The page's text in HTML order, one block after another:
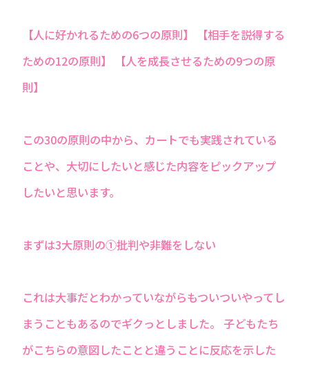
【人に好かれるための6つの原則】 【相手を説得する
ための12の原則】 【人を成長させるための9つの原
則】
この30の原則の中から、カートでも実践されている
ことや、大切にしたいと感じた内容をピックアップ
したいと思います。
まずは3大原則の①批判や非難をしない
これは大事だとわかっていながらもついついやってし
まうこともあるのでギクっとしました。 子どもたち
がこちらの意図したことと違うことに反応を示した